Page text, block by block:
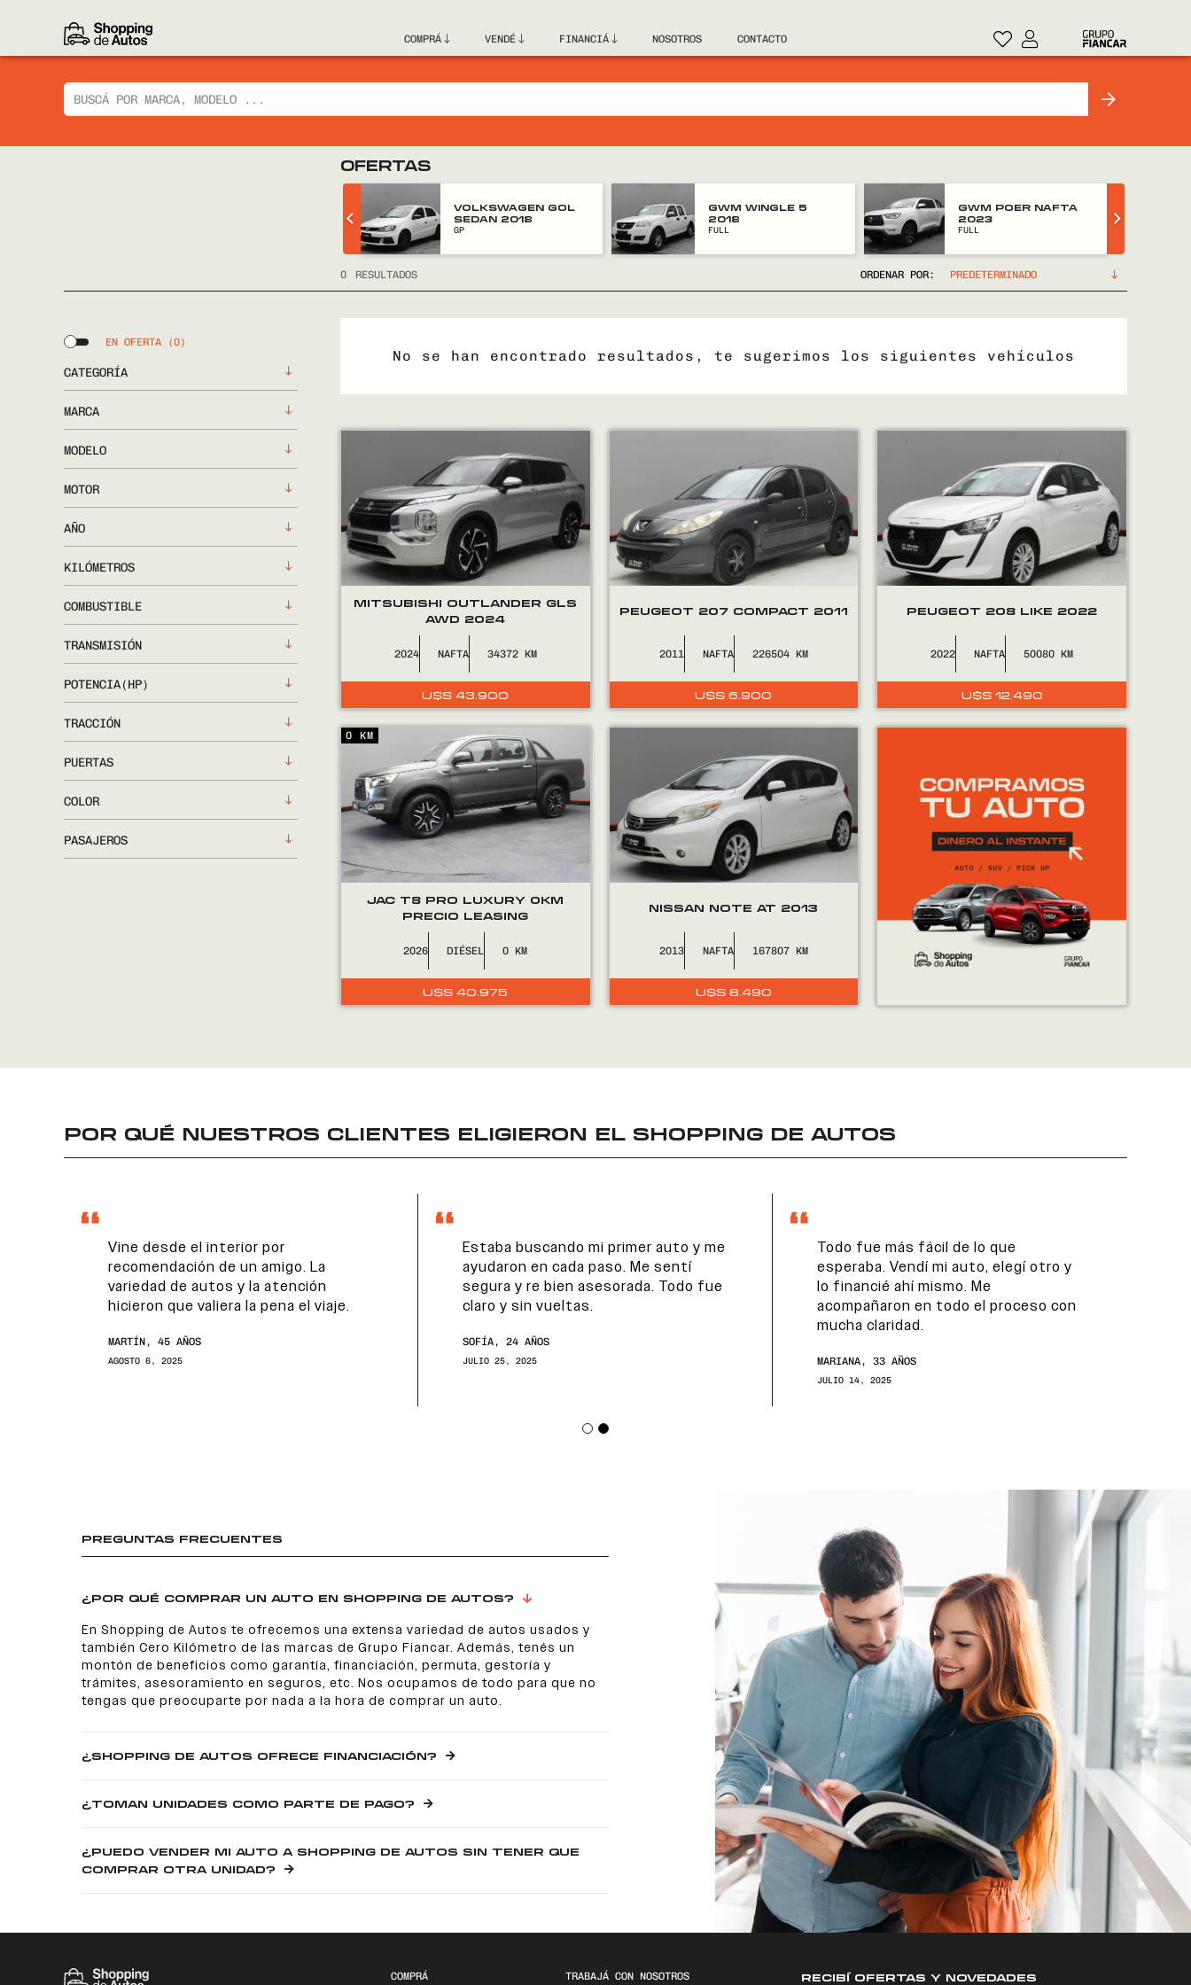
COMPRÁ VENDÉ FINANCIÁ NOSOTROS CONTACTO
OFERTAS
VOLKSWAGEN GOL
SEDAN 2018
GP
GWM WINGLE 5
2018
FULL
GWM POER NAFTA
2023
FULL
0 RESULTADOS ORDENAR POR:
EN OFERTA (0)
CATEGORÍA
MARCA
MODELO
MOTOR
AÑO
KILÓMETROS
COMBUSTIBLE
TRANSMISIÓN
POTENCIA(HP)
TRACCIÓN
PUERTAS
COLOR
PASAJEROS
No se han encontrado resultados, te sugerimos los siguientes vehículos
MITSUBISHI OUTLANDER GLS
AWD 2024
2024 NAFTA 34372
U$S43.900
PEUGEOT 207 COMPACT 2011
2011 NAFTA 226504
U$S6.900
PEUGEOT 208 LIKE 2022
2022 NAFTA 50080
U$S 12.490
JAC T8 PRO LUXURY 0KM
PRECIO LEASING
2026 DIÉSEL 0
U$S40.975
0 KM
NISSAN NOTE AT 2013
2013 NAFTA 167807
U$S 8.490
POR QUÉ NUESTROS CLIENTES ELIGIERON EL SHOPPING DE AUTOS
Vine desde el interior por
recomendación de un amigo. La
variedad de autos y la atención
hicieron que valiera la pena el viaje.
MARTÍN, 45 AÑOS
AGOSTO 6, 2025
Estaba buscando mi primer auto y me
ayudaron en cada paso. Me sentí
segura y re bien asesorada. Todo fue
claro y sin vueltas.
SOFÍA, 24 AÑOS
JULIO 25, 2025
Todo fue más fácil de lo que
esperaba. Vendí mi auto, elegí otro y
lo financié ahí mismo. Me
acompañaron en todo el proceso con
mucha claridad.
MARIANA, 33 AÑOS
JULIO 14, 2025
PREGUNTAS FRECUENTES
¿POR QUÉ COMPRAR UN AUTO EN SHOPPING DE AUTOS?
En Shopping de Autos te ofrecemos una extensa variedad de autos usados y
también Cero Kilómetro de las marcas de Grupo Fiancar. Además, tenés un
montón de beneficios como garantía, financiación, permuta, gestoría y
trámites, asesoramiento en seguros, etc. Nos ocupamos de todo para que no
tengas que preocuparte por nada a la hora de comprar un auto.
¿SHOPPING DE AUTOS OFRECE FINANCIACIÓN?
¿TOMAN UNIDADES COMO PARTE DE PAGO?
¿PUEDO VENDER MI AUTO A SHOPPING DE AUTOS SIN TENER QUE
COMPRAR OTRA UNIDAD?
COMPRÁ TRABAJÁ CON NOSOTROS RECIBÍ OFERTAS Y NOVEDADES